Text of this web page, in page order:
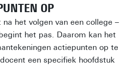
OP
het volgen van een college –
het pas. Daarom kan het
actiepunten op te
een specifiek hoofdstuk